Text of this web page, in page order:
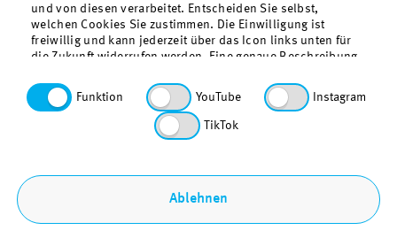
und von diesen verarbeitet. Entscheiden Sie selbst,
welchen Cookies Sie zustimmen. Die Einwilligung ist
freiwillig und kann jederzeit über das Icon links unten für
die Zukunft widerrufen werden. Eine genaue Beschreibung
Datenschutzerklärung. Funktionale Cookies, also die für
den Betrieb unserer Webseite technisch erforderlichen
Cookies, sind vorausgewählt.
Funktion YouTube Instagram
TikTok
Ablehnen
Über uns
Kontakt
Sitemap
Impressum